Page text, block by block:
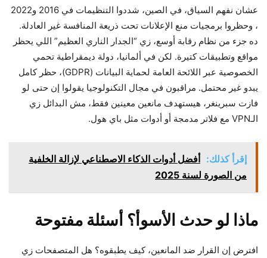
عشان نفهم السياق، في الصين، شددوا التنظيمات في 2016 و2022
، وحظروا برمجيات منع الإعلانات تحت ذريعة المنافسة غير العادلة.
ده جزء من نظام رقابة أوسع، زي “الجدار الناري العظيم” اللي يحظر
مواقع وتطبيقات كتيرة. لكن في ألمانيا، دولة ديمقراطية تحمي
الخصوصية عبر اللائحة العامة لحماية البيانات (GDPR)، حظر كامل
يبدو غير محتمل. مراقبون في مجال التكنولوجيا يقولوا إن حتى لو
فازت سبرينغر، هيستهدف مانعين معينين فقط، مش البدائل زي
الـVPN مع فلاتر مدمجة أو أدوات مثل باي هول.
إقرأ كذلك: أفضل أدوات الذكاء الاصطناعي لإزالة الخلفية
من الصورة لسنة 2025
ماذا لو حدث الأسوأ؟ أسئلة مفتوحة
افترض إن القرار ضد المانعين، كيف يطبقوه؟ هل المتصفحات زي